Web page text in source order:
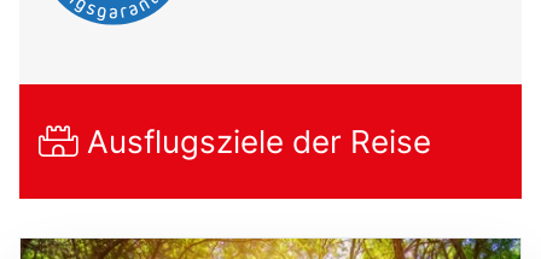
Ausflugsziele der Reise